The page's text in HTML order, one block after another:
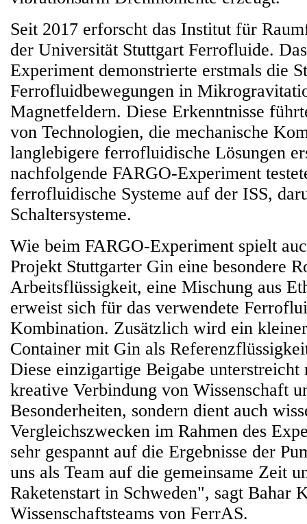
Seit 2017 erforscht das Institut für
der Universität Stuttgart Ferrofluide.
Experiment demonstrierte erstmals die
Ferrofluidbewegungen in
Magnetfeldern. Diese Erkenntnisse
von Technologien, die mechanische
langlebigere ferrofluidische Lösungen
nachfolgende FARGO-Experiment
ferrofluidische Systeme auf der ISS,
Schaltersysteme.
Wie beim FARGO-Experiment spielt
Projekt Stuttgarter Gin eine besondere
Arbeitsflüssigkeit, eine Mischung aus
erweist sich für das verwendete
Kombination. Zusätzlich wird ein
Container mit Gin als
Diese einzigartige Beigabe unterstreicht
kreative Verbindung von Wissenschaft
Besonderheiten, sondern dient auch
Vergleichszwecken im Rahmen des
sehr gespannt auf die Ergebnisse der
uns als Team auf die gemeinsame Zeit
Raketenstart in Schweden", sagt Bahar
Wissenschaftsteams von FerrAS.